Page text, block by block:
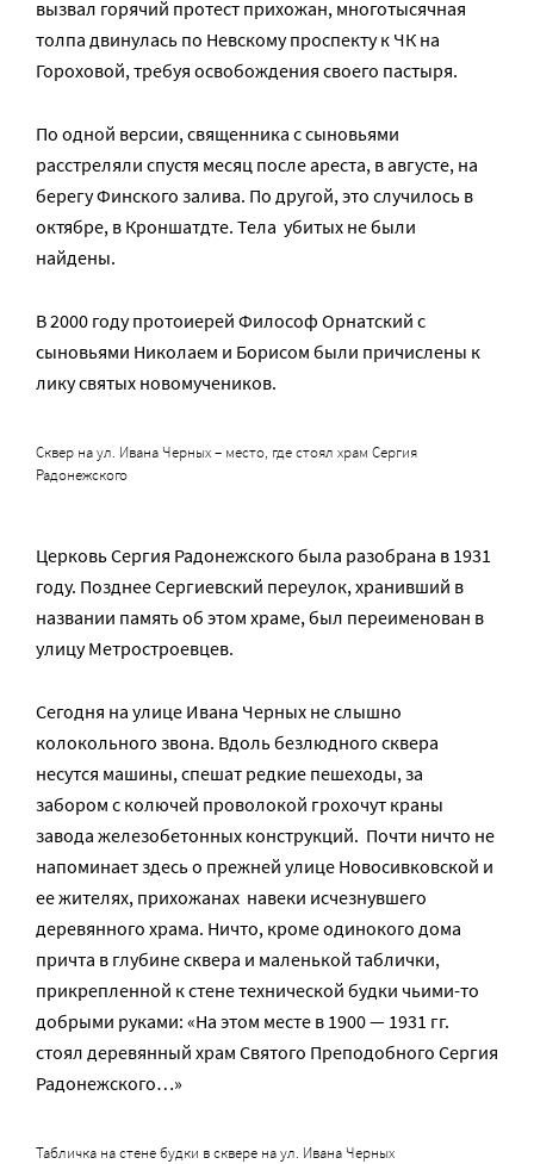
вызвал горячий протест прихожан, многотысячная
толпа двинулась по Невскому проспекту к ЧК на
Гороховой, требуя освобождения своего пастыря.
По одной версии, священника с сыновьями
расстреляли спустя месяц после ареста, в августе, на
берегу Финского залива. По другой, это случилось в
октябре, в Кроншатдте. Тела убитых не были
найдены.
В 2000 году протоиерей Философ Орнатский с
сыновьями Николаем и Борисом были причислены к
лику святых новомучеников.
Сквер на ул. Ивана Черных – место, где стоял храм Сергия
Радонежского
Церковь Сергия Радонежского была разобрана в 1931
году. Позднее Сергиевский переулок, хранивший в
названии память об этом храме, был переименован в
улицу Метростроевцев.
Сегодня на улице Ивана Черных не слышно
колокольного звона. Вдоль безлюдного сквера
несутся машины, спешат редкие пешеходы, за
забором с колючей проволокой грохочут краны
завода железобетонных конструкций. Почти ничто не
напоминает здесь о прежней улице Новосивковской и
ее жителях, прихожанах навеки исчезнувшего
деревянного храма. Ничто, кроме одинокого дома
причта в глубине сквера и маленькой таблички,
прикрепленной к стене технической будки чьими-то
добрыми руками: «На этом месте в 1900 — 1931 гг.
стоял деревянный храм Святого Преподобного Сергия
Радонежского…»
Табличка на стене будки в сквере на ул. Ивана Черных